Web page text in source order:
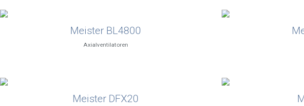
Meister BL4800
Axialventilatoren
Meister DFX20